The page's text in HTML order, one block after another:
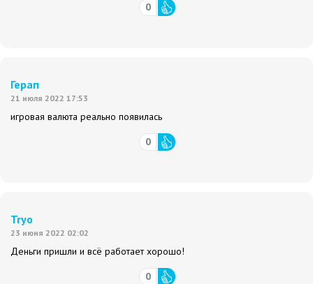
0
Герап
21 июля 2022 17:53
игровая валюта реально появилась
0
Tryo
23 июня 2022 02:02
Деньги пришли и всё работает хорошо!
0